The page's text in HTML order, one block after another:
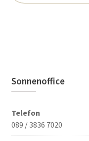
Sonnenoffice
Telefon
089 / 3836 7020